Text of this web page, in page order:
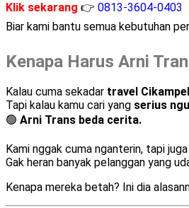
Klik sekarang 👉 0813-3604-0403
Biar kami bantu semua kebutuhan
Kenapa Harus Arni
Kalau cuma sekadar travel
Tapi kalau kamu cari yang serius
🟢 Arni Trans beda cerita.
Kami nggak cuma nganterin, tapi juga
Gak heran banyak pelanggan yang
Kenapa mereka betah? Ini dia